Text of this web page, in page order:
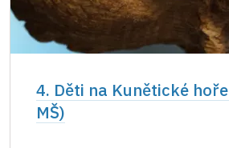
4. Děti na Kunětické
MŠ)